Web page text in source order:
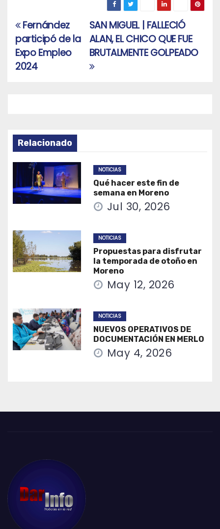
Navegación
de
entradas
SAN MIGUEL | FALLECIÓ
ALAN, EL CHICO QUE FUE
BRUTALMENTE GOLPEADO
Fernández
participó de la
Expo Empleo
2024
Relacionado
NOTICIAS
Qué hacer este fin de
semana en Moreno
Jul 30, 2026
NOTICIAS
Propuestas para disfrutar
la temporada de otoño en
Moreno
May 12, 2026
NOTICIAS
NUEVOS OPERATIVOS DE
DOCUMENTACIÓN EN MERLO
May 4, 2026